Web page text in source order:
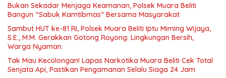
Bukan Sekadar Menjaga Keamanan, Polsek Muara Beliti
Bangun “Sabuk Kamtibmas” Bersama Masyarakat
Sambut HUT ke-81 RI, Polsek Muara Beliti Iptu Miming Wijaya,
S.E., M.M. Gerakkan Gotong Royong: Lingkungan Bersih,
Warga Nyaman.
Tak Mau Kecolongan! Lapas Narkotika Muara Beliti Cek Total
Senjata Api, Pastikan Pengamanan Selalu Siaga 24 Jam